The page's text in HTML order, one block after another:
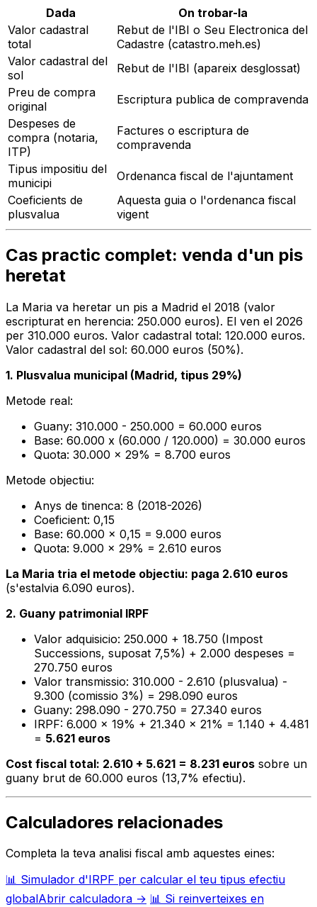
Dada
On trobar-la
Valor cadastral
total
Rebut de l'IBI o Seu Electronica del
Cadastre (catastro.meh.es)
Valor cadastral del
sol
Rebut de l'IBI (apareix desglossat)
Preu de compra
original
Escriptura publica de compravenda
Despeses de
compra (notaria,
ITP)
Factures o escriptura de
compravenda
Tipus impositiu del
municipi
Ordenanca fiscal de l'ajuntament
Coeficients de
plusvalua
Aquesta guia o l'ordenanca fiscal
vigent
Cas practic complet: venda d'un pis
heretat
La Maria va heretar un pis a Madrid el 2018 (valor
escripturat en herencia: 250.000 euros). El ven el 2026
per 310.000 euros. Valor cadastral total: 120.000 euros.
Valor cadastral del sol: 60.000 euros (50%).
1. Plusvalua municipal (Madrid, tipus 29%)
Metode real:
Guany: 310.000 - 250.000 = 60.000 euros
Base: 60.000 x (60.000 / 120.000) = 30.000 euros
Quota: 30.000 x 29% = 8.700 euros
Metode objectiu:
Anys de tinenca: 8 (2018-2026)
Coeficient: 0,15
Base: 60.000 x 0,15 = 9.000 euros
Quota: 9.000 x 29% = 2.610 euros
La Maria tria el metode objectiu: paga 2.610 euros
(s'estalvia 6.090 euros).
2. Guany patrimonial IRPF
Valor adquisicio: 250.000 + 18.750 (Impost
Successions, suposat 7,5%) + 2.000 despeses =
270.750 euros
Valor transmissio: 310.000 - 2.610 (plusvalua) -
9.300 (comissio 3%) = 298.090 euros
Guany: 298.090 - 270.750 = 27.340 euros
IRPF: 6.000 x 19% + 21.340 x 21% = 1.140 + 4.481
= 5.621 euros
Cost fiscal total: 2.610 + 5.621 = 8.231 euros sobre un
guany brut de 60.000 euros (13,7% efectiu).
Calculadores relacionades
Completa la teva analisi fiscal amb aquestes eines:
📊 Simulador d'IRPF per calcular el teu tipus efectiu
globalAbrir calculadora → 📊 Si reinverteixes en